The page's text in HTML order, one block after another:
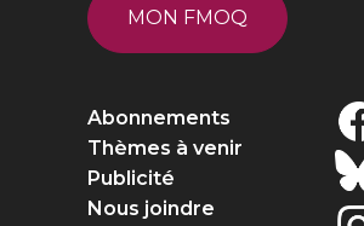
MON FMOQ
Abonnements
Thèmes à venir
Publicité
Nous joindre